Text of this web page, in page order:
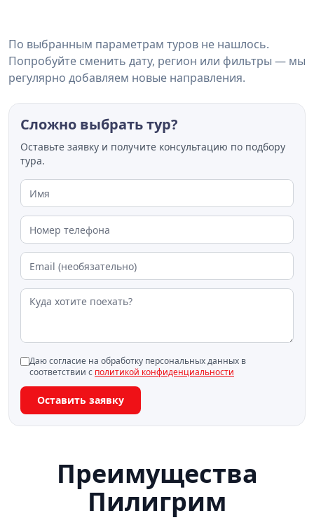
По выбранным параметрам туров не нашлось.
Попробуйте сменить дату, регион или фильтры — мы
регулярно добавляем новые направления.
Сложно выбрать тур?
Оставьте заявку и получите консультацию по подбору
тура.
Даю согласие на обработку персональных данных в
соответствии с политикой конфиденциальности
Оставить заявку
Преимущества
Пилигрим